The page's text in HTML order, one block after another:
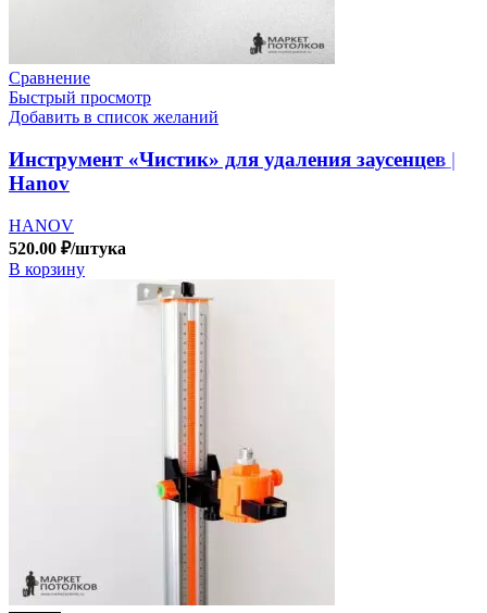
Сравнение
Быстрый просмотр
Добавить в список желаний
Инструмент «Чистик» для удаления заусенцев |
Hanov
HANOV
520.00 ₽/штука
В корзину